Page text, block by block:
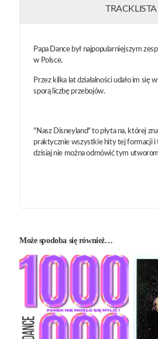
TRACKLISTA
Papa Dance był najpopularniejszym
w Polsce.
Przez kilka lat działalności udało im się
sporą liczbę przebojów.
"Nasz Disneyland" to płyta na, której
praktycznie wszystkie hity tej formacji i
dzisiaj nie można odmówić tym
Może spodoba się również…